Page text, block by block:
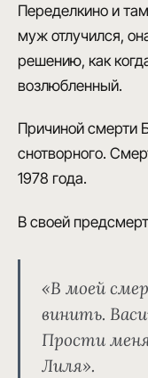
Переделкино и
муж отлучился,
решению, как
возлюбленный.
Причиной смерти
снотворного.
1978 года.
В своей
«В моей
винить.
Прости
Лиля».